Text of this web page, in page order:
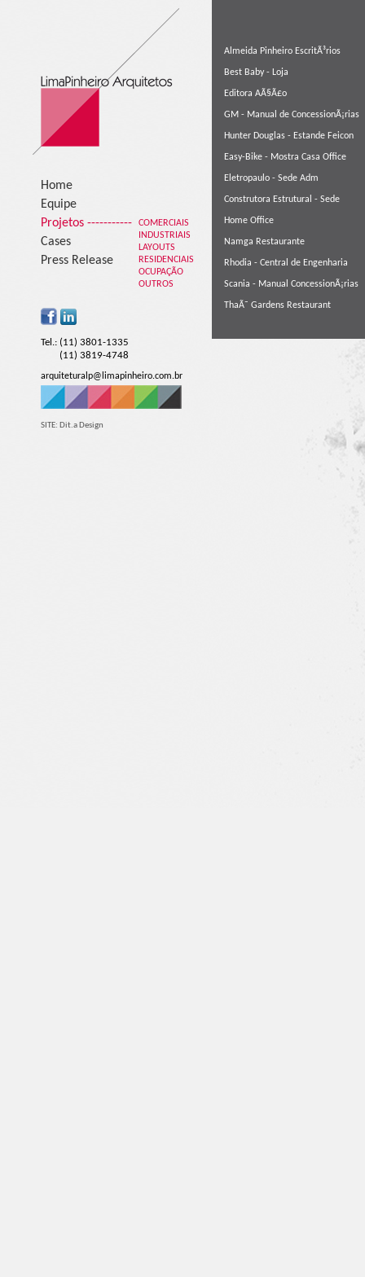
Home
Equipe
Projetos -----------
Cases
Press Release
COMERCIAIS
INDUSTRIAIS
LAYOUTS
RESIDENCIAIS
OCUPAÇÃO
OUTROS
Tel.: (11) 3801-1335
(11) 3819-4748
arquiteturalp@limapinheiro.com.br
SITE: Dit.a Design
Almeida Pinheiro EscritÃ³rios
Best Baby - Loja
Editora AÃ§Ã£o
GM - Manual de ConcessionÃ¡rias
Hunter Douglas - Estande Feicon
Easy-Bike - Mostra Casa Office
Eletropaulo - Sede Adm
Construtora Estrutural - Sede
Home Office
Namga Restaurante
Rhodia - Central de Engenharia
Scania - Manual ConcessionÃ¡rias
ThaÃ¯ Gardens Restaurant